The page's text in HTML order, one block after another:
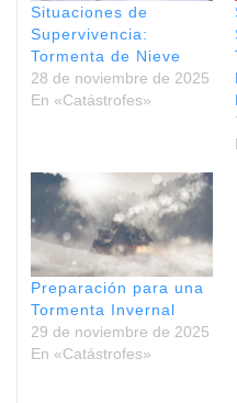
Situaciones de
Supervivencia:
Tormenta de Nieve
28 de noviembre de 2025
En «Catástrofes»
Preparación para una
Tormenta Invernal
29 de noviembre de 2025
En «Catástrofes»